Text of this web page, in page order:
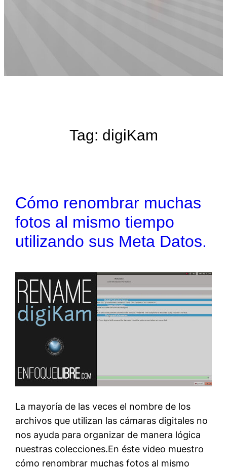
Tag: digiKam
Cómo renombrar muchas
fotos al mismo tiempo
utilizando sus Meta Datos.
La mayoría de las veces el nombre de los
archivos que utilizan las cámaras digitales no
nos ayuda para organizar de manera lógica
nuestras colecciones.En éste video muestro
cómo renombrar muchas fotos al mismo